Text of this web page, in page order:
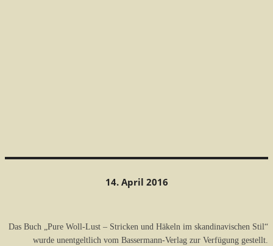
14. April 2016
Das Buch „Pure Woll-Lust – Stricken und Häkeln im skandinavischen Stil“
wurde unentgeltlich vom Bassermann-Verlag zur Verfügung gestellt.